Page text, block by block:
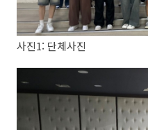
사진1: 단체사진